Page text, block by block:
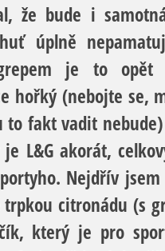
že bude i
úplně
je to opět
hořký (nebojte se,
fakt vadit
L&G akorát,
Nejdřív
citronádu (s
který je pro